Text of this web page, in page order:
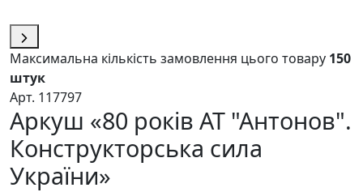
Максимальна кількість замовлення цього товару 150
штук
Арт. 117797
Аркуш «80 років АТ "Антонов".
Конструкторська сила
України»